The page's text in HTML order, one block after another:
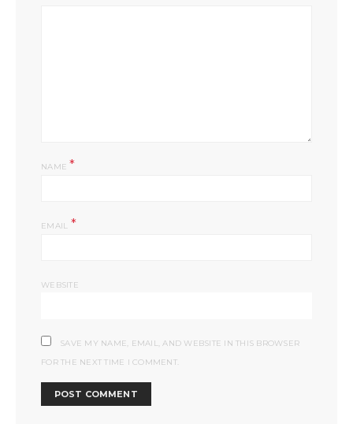
NAME*
EMAIL *
WEBSITE
SAVE MY NAME, EMAIL, AND WEBSITE IN THIS BROWSER
FOR THE NEXT TIME I COMMENT.